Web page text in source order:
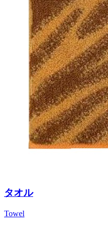
タオル
Towel